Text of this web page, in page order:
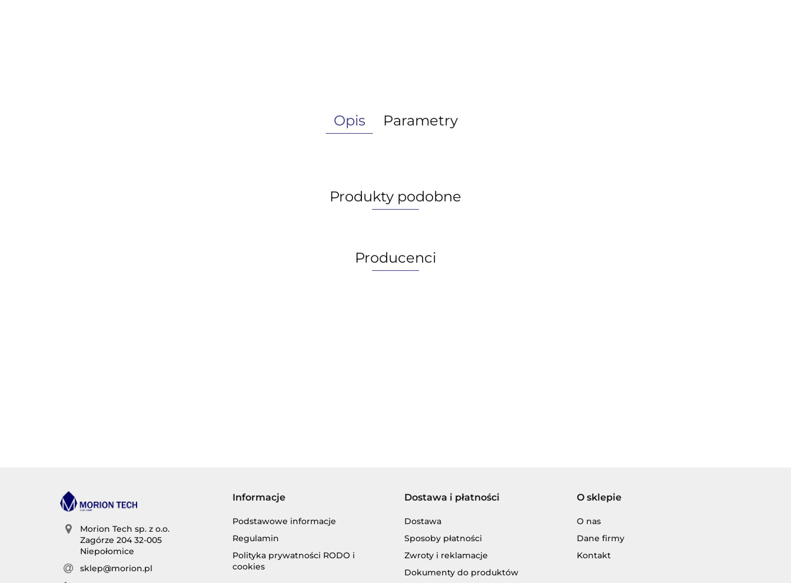
Opis Parametry
Produkty podobne
Producenci
BLASER
Morion Tech sp. z o.o.
Zagórze 204 32-005
Niepołomice
sklep@morion.pl
Informacje
Podstawowe informacje
Regulamin
Polityka prywatności RODO i
cookies
Dostawa i płatności
Dostawa
Sposoby płatności
Zwroty i reklamacje
Dokumenty do produktów
O sklepie
O nas
Dane firmy
Kontakt